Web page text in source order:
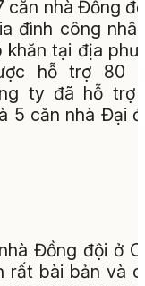
căn nhà Đồng
đình công
tại địa
hỗ trợ 80
ty đã hỗ trợ
5 căn nhà Đại
Đồng đội ở
rất bài bản và